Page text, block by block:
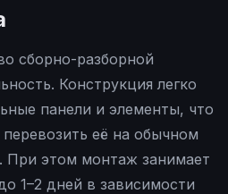
сборно-разборной
Конструкция легко
панели и элементы, что
её на обычном
При этом монтаж занимает
1–2 дней в зависимости